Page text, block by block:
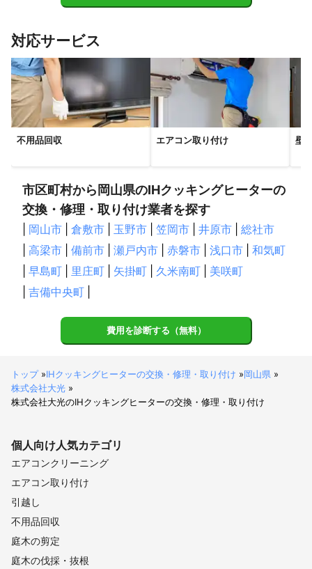
対応サービス
不用品回収 エアコン取り付け 壁
市区町村から岡山県のIHクッキングヒーターの
交換・修理・取り付け業者を探す
岡山市 倉敷市 玉野市 笠岡市 井原市
総社市
高梁市 備前市 瀬戸内市 赤磐市 浅口市
和気町
早島町 里庄町 矢掛町 久米南町
美咲町
吉備中央町
費用を診断する（無料）
トップ»IHクッキングヒーターの交換・修理・取り付け »岡山県 »
株式会社大光 »
株式会社大光のIHクッキングヒーターの交換・修理・取り付け
個人向け人気カテゴリ
エアコンクリーニング
エアコン取り付け
引越し
不用品回収
庭木の剪定
庭木の伐採・抜根